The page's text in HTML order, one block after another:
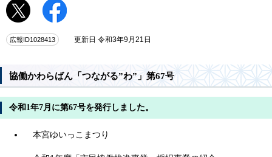
広報ID1028413 更新日 令和3年9月21日
協働かわらばん「つながる”わ”」第67号
令和1年7月に第67号を発行しました。
本宮ゆいっこまつり